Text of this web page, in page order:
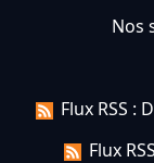
Nos
Flux RSS :
Flux